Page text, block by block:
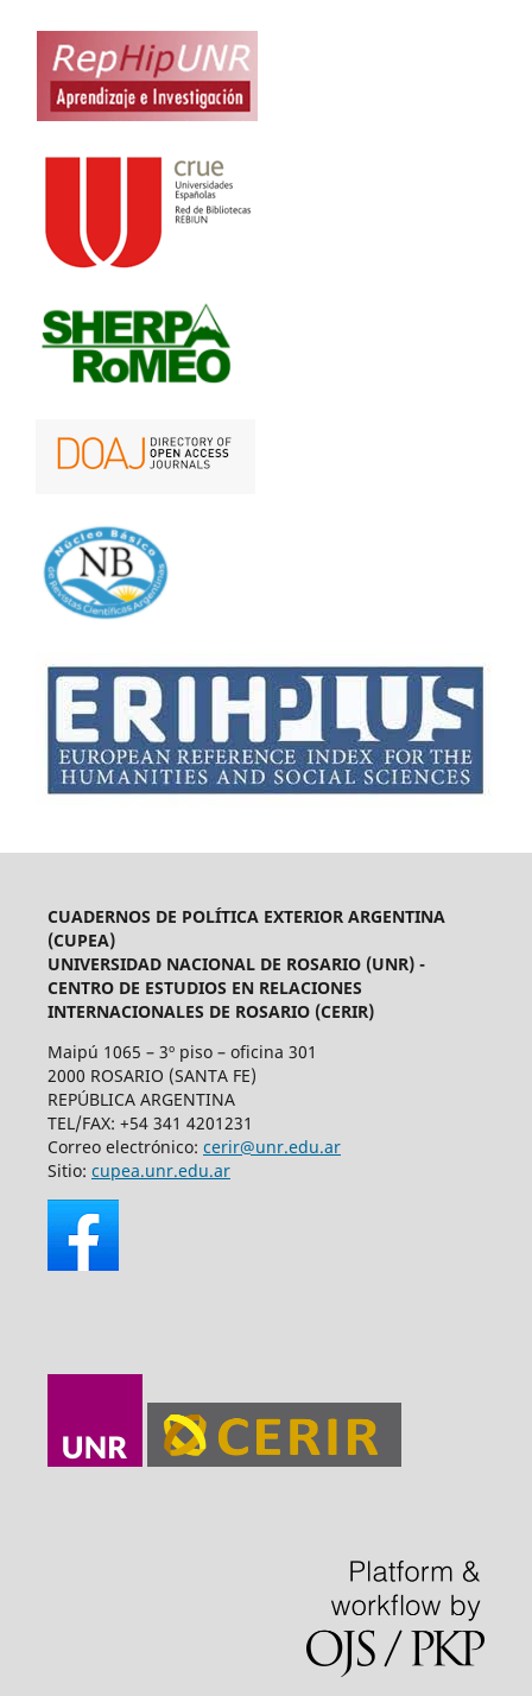
CUADERNOS DE POLÍTICA EXTERIOR ARGENTINA
(CUPEA)
UNIVERSIDAD NACIONAL DE ROSARIO (UNR) -
CENTRO DE ESTUDIOS EN RELACIONES
INTERNACIONALES DE ROSARIO (CERIR)
Maipú 1065 – 3º piso – oficina 301
2000 ROSARIO (SANTA FE)
REPÚBLICA ARGENTINA
TEL/FAX: +54 341 4201231
Correo electrónico: cerir@unr.edu.ar
Sitio: cupea.unr.edu.ar